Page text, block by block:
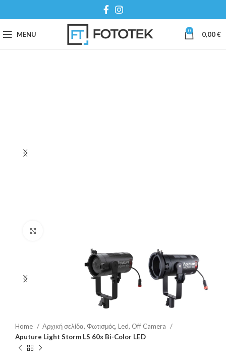
MENU 0 0,00€
Home
Αρχική σελίδα, Φωτισμός, Led, Off Camera
Aputure Light Storm LS 60x Bi-Color LED